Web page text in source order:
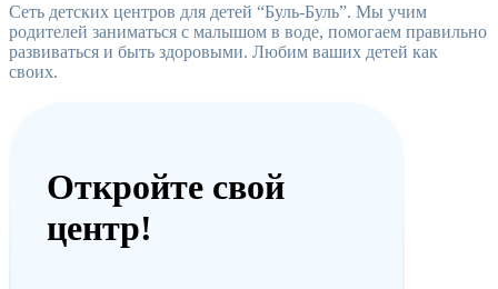
Сеть детских центров для детей “Буль-Буль”. Мы учим
родителей заниматься с малышом в воде, помогаем правильно
развиваться и быть здоровыми. Любим ваших детей как
своих.
Откройте свой
центр!